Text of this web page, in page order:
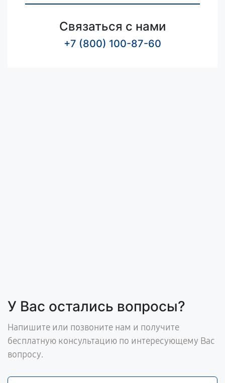
Связаться с нами
+7 (800) 100-87-60
У Вас остались вопросы?
Напишите или позвоните нам и получите
бесплатную консультацию по интересующему Вас
вопросу.